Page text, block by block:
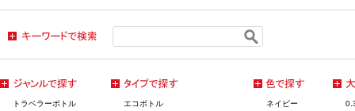
トラベラーボトル
エコボトル
ネイビー